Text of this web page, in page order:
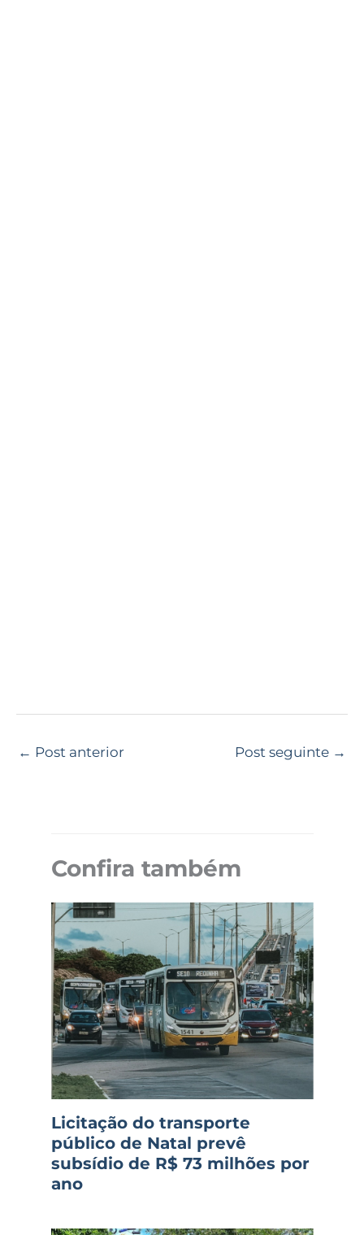
← Post anterior Post seguinte →
Confira também
Licitação do transporte
público de Natal prevê
subsídio de R$ 73 milhões por
ano